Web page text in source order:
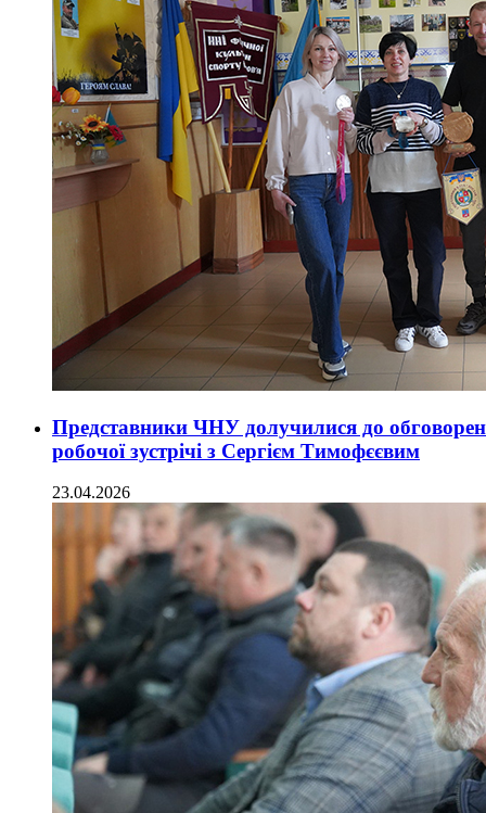
Представники ЧНУ долучилися до
робочої зустрічі з Сергієм Тимофєєвим
23.04.2026